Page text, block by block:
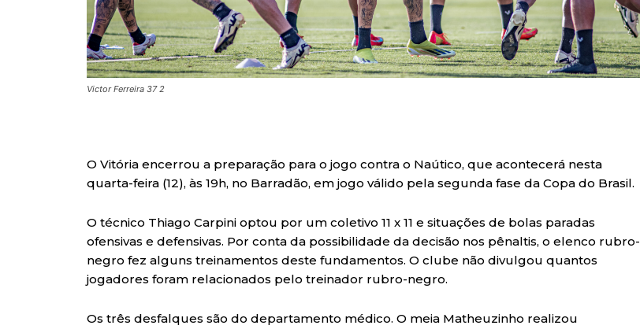
Victor Ferreira 37 2
O Vitória encerrou a preparação para o jogo contra o Naútico, que acontecerá nesta
quarta-feira (12), às 19h, no Barradão, em jogo válido pela segunda fase da Copa do Brasil.
O técnico Thiago Carpini optou por um coletivo 11 x 11 e situações de bolas paradas
ofensivas e defensivas. Por conta da possibilidade da decisão nos pênaltis, o elenco rubro-
negro fez alguns treinamentos deste fundamentos. O clube não divulgou quantos
jogadores foram relacionados pelo treinador rubro-negro.
Os três desfalques são do departamento médico. O meia Matheuzinho realizou